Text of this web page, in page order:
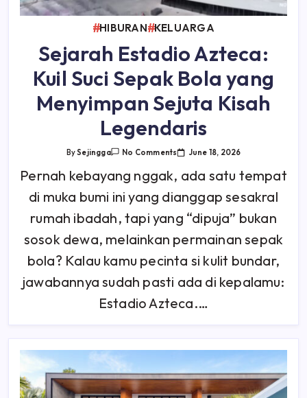
HIBURAN KELUARGA
Sejarah Estadio Azteca:
Kuil Suci Sepak Bola yang
Menyimpan Sejuta Kisah
Legendaris
BySejingga No CommentsOn
Estadio
Azteca:
Suci
Sepak
Bola
Yang
Sejuta
Legendaris
June 18, 2026
Pernah kebayang nggak, ada satu tempat
di muka bumi ini yang dianggap sesakral
rumah ibadah, tapi yang “dipuja” bukan
sosok dewa, melainkan permainan sepak
bola? Kalau kamu pecinta si kulit bundar,
jawabannya sudah pasti ada di kepalamu:
Estadio Azteca.…